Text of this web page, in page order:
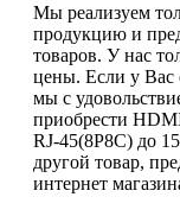
Мы реализуем
продукцию и
товаров. У нас
цены. Если у Вас
мы с
приобрести
RJ-45(8P8C) до
другой товар,
интернет